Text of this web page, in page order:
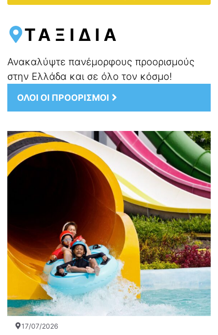
ΤΑΞΙΔΙΑ
Ανακαλύψτε πανέμορφους προορισμούς
στην Ελλάδα και σε όλο τον κόσμο!
ΟΛΟΙ ΟΙ ΠΡΟΟΡΙΣΜΟΙ
17/07/2026